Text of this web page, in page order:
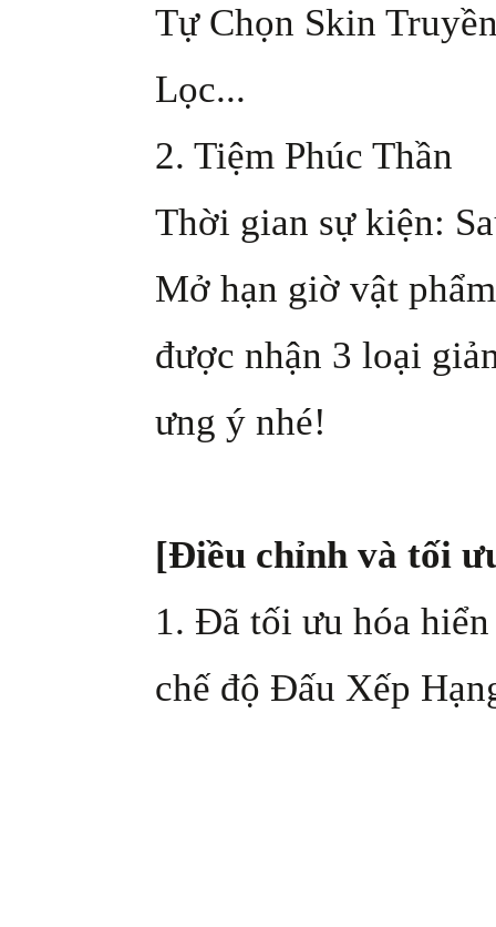
Tự Chọn Skin
Lọc...
2. Tiệm Phúc Thần
Thời gian sự kiện:
Mở hạn giờ vật
được nhận 3 loại
ưng ý nhé!
[Điều chỉnh và tối
1. Đã tối ưu hóa
chế độ Đấu Xếp